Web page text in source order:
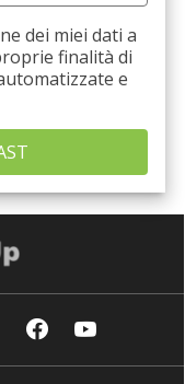
dei miei dati a
finalità di
e